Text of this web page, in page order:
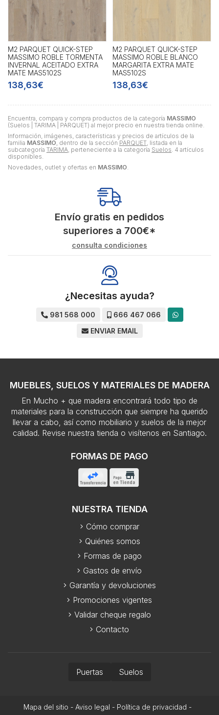
Encuentra, compara y compra productos de la categoría MASSIMO
(Suelos | TARIMA | PARQUET) al mejor precio en nuestra tienda online.
Información, imágenes, características y precios de artículos de la
familia MASSIMO, dentro de la sección PARQUET, listada en la
subcategoría TARIMA, perteneciente a la categoría Suelos. 4 artículos
disponibles.
Novedades, outlet y ofertas en MASSIMO.
M2 PARQUET QUICK-STEP
MASSIMO ROBLE TORMENTA
INVERNAL ACEITADO EXTRA
MATE MAS5102S
138,63€
M2 PARQUET QUICK-STEP
MASSIMO ROBLE BLANCO
MARGARITA EXTRA MATE
MAS5102S
138,63€
Envío gratis en pedidos
superiores a 700€*
consulta condiciones
¿Necesitas ayuda?
981 568 000
666 467 066
ENVIAR EMAIL
MUEBLES, SUELOS Y MATERIALES DE MADERA
En Mucho + que madera encontrará todo tipo de
materiales para la construcción que siempre ha querido
llevar a cabo, así como mobiliario y suelos de la mejor
calidad. Revise nuestra tienda o visítenos en Santiago.
FORMAS DE PAGO
NUESTRA TIENDA
Cómo comprar
Quiénes somos
Formas de pago
Gastos de envío
Garantía y devoluciones
Promociones vigentes
Validar cheque regalo
Contacto
Puertas Suelos
Mapa del sitio - Aviso legal - Política de privacidad -